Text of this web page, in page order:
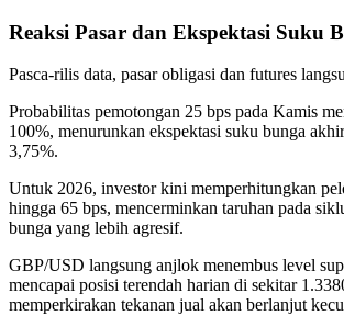
Reaksi Pasar dan Ekspektasi Suku
Pasca-rilis data, pasar obligasi dan futures
Probabilitas pemotongan 25 bps pada Kamis
100%, menurunkan ekspektasi suku bunga
3,75%.
Untuk 2026, investor kini memperhitungkan
hingga 65 bps, mencerminkan taruhan pada
bunga yang lebih agresif.
GBP/USD langsung anjlok menembus level
mencapai posisi terendah harian di sekitar
memperkirakan tekanan jual akan berlanjut